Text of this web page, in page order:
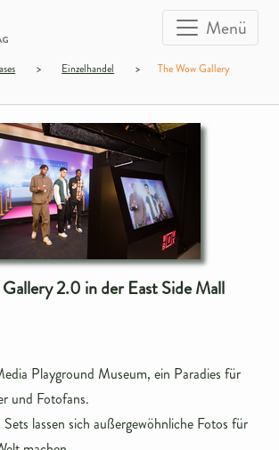
Menü
> Einzelhandel >
The Wow Gallery
2.0 in der East Side Mall
Playground Museum, ein Paradies für
und Fotofans.
lassen sich außergewöhnliche Fotos für